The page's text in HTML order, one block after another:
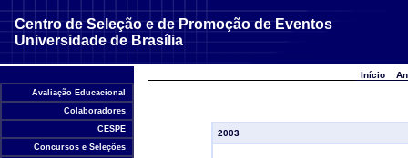
Centro de Seleção e de Promoção de Eventos
Universidade de Brasília
Avaliação Educacional
Colaboradores
CESPE
Concursos e Seleções
Início
2003